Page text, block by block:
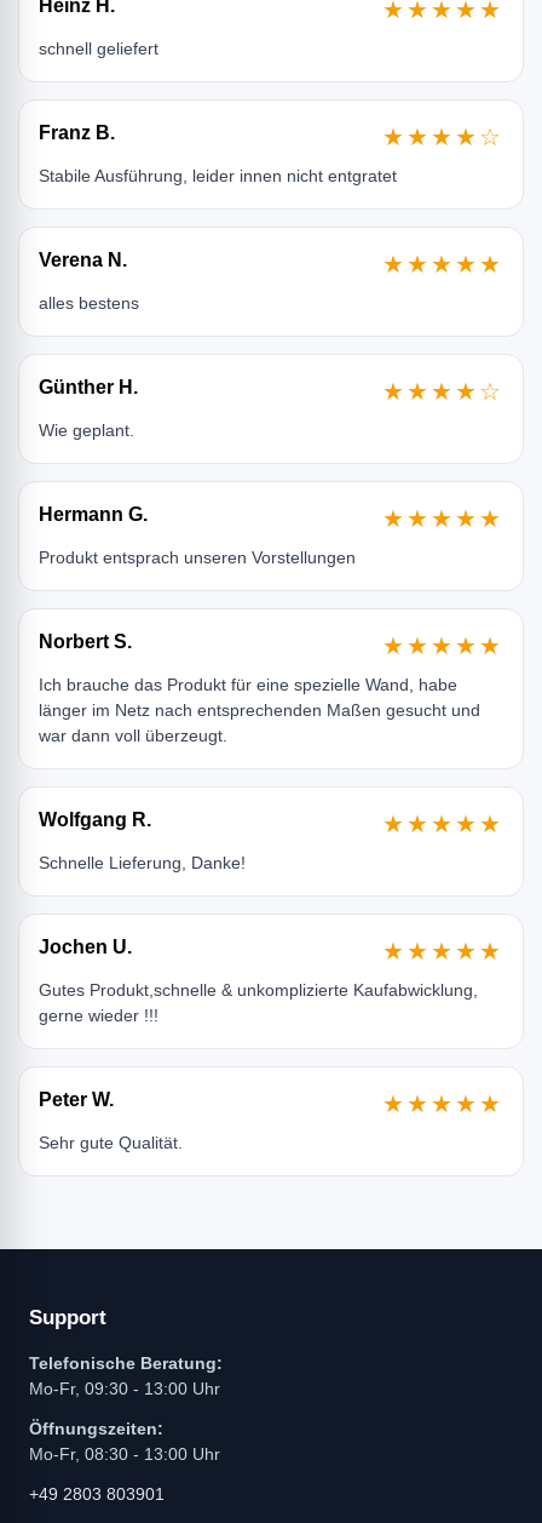
Heinz H. ★★★★★
schnell geliefert
Franz B. ★★★★☆
Stabile Ausführung, leider innen nicht entgratet
Verena N. ★★★★★
alles bestens
Günther H. ★★★★☆
Wie geplant.
Hermann G. ★★★★★
Produkt entsprach unseren Vorstellungen
Norbert S. ★★★★★
Ich brauche das Produkt für eine spezielle Wand, habe
länger im Netz nach entsprechenden Maßen gesucht und
war dann voll überzeugt.
Wolfgang R. ★★★★★
Schnelle Lieferung, Danke!
Jochen U. ★★★★★
Gutes Produkt,schnelle & unkomplizierte Kaufabwicklung,
gerne wieder !!!
Peter W. ★★★★★
Sehr gute Qualität.
Support
Telefonische Beratung:
Mo-Fr, 09:30 - 13:00 Uhr
Öffnungszeiten:
Mo-Fr, 08:30 - 13:00 Uhr
+49 2803 803901